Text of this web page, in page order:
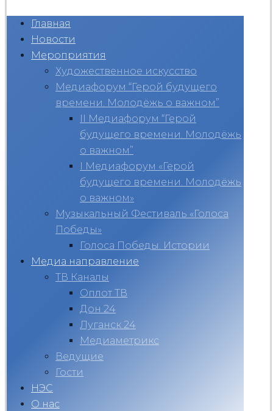
Главная
Новости
Мероприятия
Художественное искусство
Медиафорум “Герой будущего
времени. Молодёжь о важном”
II Медиафорум “Герой
будущего времени. Молодёжь
о важном”
I Медиафорум «Герой
будущего времени. Молодёжь
о важном»
Музыкальный Фестиваль «Голоса
Победы»
Голоса Победы. Истории
Медиа направление
ТВ Каналы
Оплот ТВ
Дон 24
Луганск 24
Медиаметрикс
Ведущие
Гости
НЭС
О нас